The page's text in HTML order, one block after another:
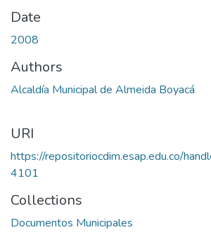
Date
2008
Authors
Alcaldía Municipal de Almeida Boyacá
URI
https://repositoriocdim.esap.edu.co/
4101
Collections
Documentos Municipales